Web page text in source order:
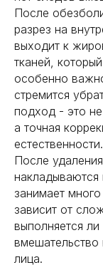
После
разрез на
выходит к
тканей,
особенно
стремится
подход - это
а точная
естественности.
После
занимает
зависит от
выполняется
вмешательство
лица.